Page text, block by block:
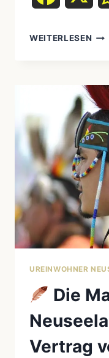
WEITERLESEN
UREINWOHNER
Die
Vertrag